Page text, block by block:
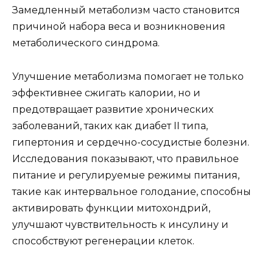
Замедленный метаболизм часто становится
причиной набора веса и возникновения
метаболического синдрома.
Улучшение метаболизма помогает не только
эффективнее сжигать калории, но и
предотвращает развитие хронических
заболеваний, таких как диабет II типа,
гипертония и сердечно-сосудистые болезни.
Исследования показывают, что правильное
питание и регулируемые режимы питания,
такие как интервальное голодание, способны
активировать функции митохондрий,
улучшают чувствительность к инсулину и
способствуют регенерации клеток.